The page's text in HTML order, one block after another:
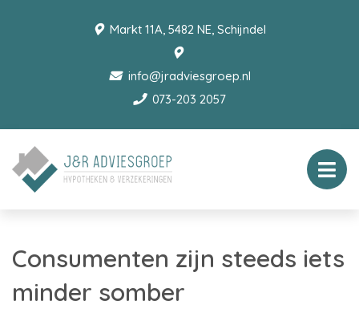
Markt 11A, 5482 NE, Schijndel
info@jradviesgroep.nl
073-203 2057
Consumenten zijn steeds iets
minder somber